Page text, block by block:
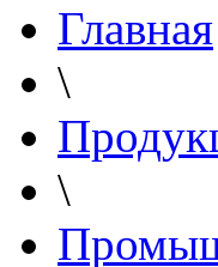
Главная
\
\